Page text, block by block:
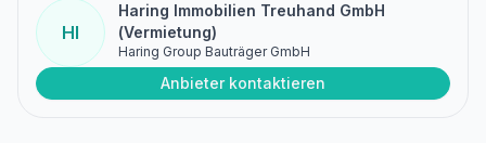
HI
Haring Immobilien Treuhand GmbH
(Vermietung)
Haring Group Bauträger GmbH
Anbieter kontaktieren